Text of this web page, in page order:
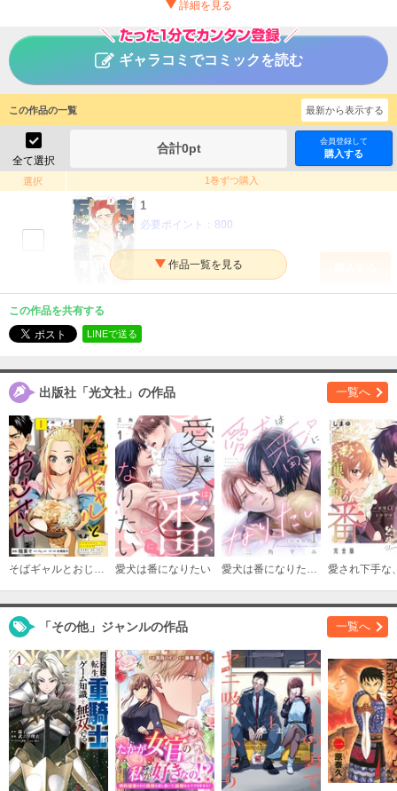
人間じゃないうえに性格もクセつよ。
楽しい毎日を過ごしていたけれど…?!
笑いと涙と妖怪が大渋滞v
ヘンテコ家族コメディ、元気いっぱいに開幕！
タイトル
作者
ジャンル
掲載誌
光文社
ギャラコミでコミックを読む
この作品の一覧
全て選択
合計0pt 会員登録して
購入する
選択 1巻ずつ購入
最新から表示する
1
必要ポイント： 800
必要ポイント：
購入する
必要ポイント：900
購入する
この作品を共有する
LINEで送る
出版社「光文社」の作品 一覧へ
そばギャルとおじさん 愛犬は番になりたい 愛犬は番になりたい 合本版
「その他」ジャンルの作品 一覧へ